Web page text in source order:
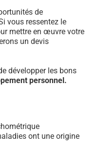
de
vous ressentez le
mettre en œuvre votre
un devis
développer les bons
personnel.
ont une origine